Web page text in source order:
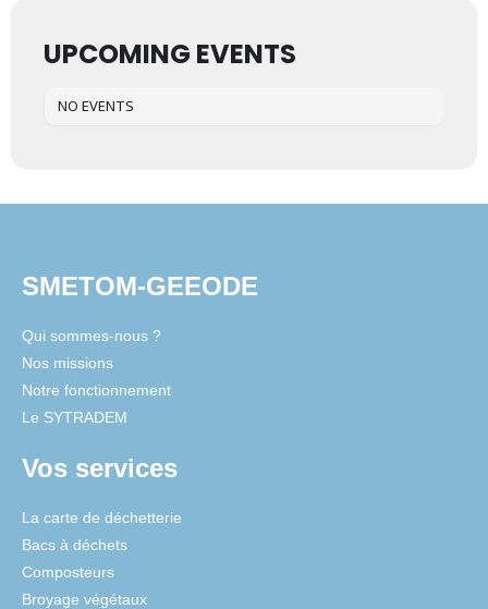
UPCOMING EVENTS
NO EVENTS
SMETOM-GEEODE
Qui sommes-nous ?
Nos missions
Notre fonctionnement
Le SYTRADEM
Vos services
La carte de déchetterie
Bacs à déchets
Composteurs
Broyage végétaux